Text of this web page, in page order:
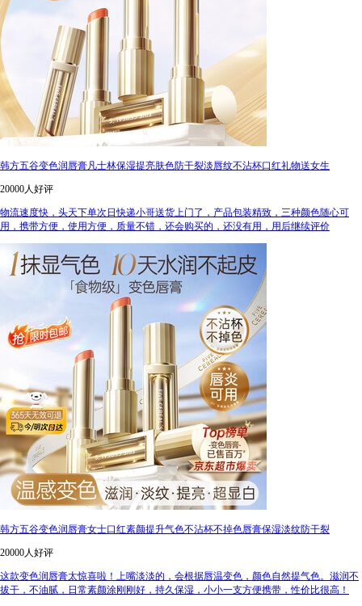
韩方五谷变色润唇膏凡士林保湿提亮肤色防干裂淡唇纹不沾杯口红礼物送女生
20000人好评
物流速度快，头天下单次日快递小哥送货上门了，产品包装精致，三种颜色随心可
用，携带方便，使用方便，质量不错，还会购买的，还没有用，用后继续评价
韩方五谷变色润唇膏女士口红素颜提升气色不沾杯不掉色唇膏保湿淡纹防干裂
20000人好评
这款变色润唇膏太惊喜啦！上嘴淡淡的，会根据唇温变色，颜色自然提气色。滋润不
拔干，不油腻，日常素颜涂刚刚好，持久保湿，小小一支方便携带，性价比很高！